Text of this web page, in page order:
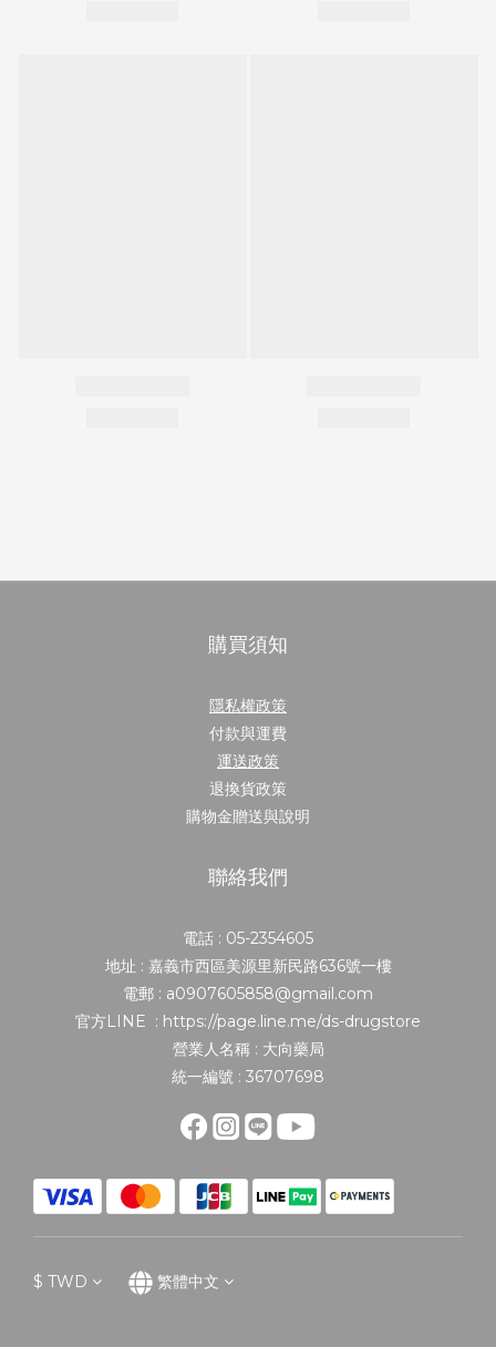
購買須知
隱私權政策
付款與運費
運送政策
退換貨政策
購物金贈送與說明
聯絡我們
電話 : 05-2354605
地址 : 嘉義市西區美源里新民路636號一樓
電郵 : a0907605858@gmail.com
官方LINE : https://page.line.me/ds-drugstore
營業人名稱 : 大向藥局
統一編號 : 36707698
$ TWD 繁體中文